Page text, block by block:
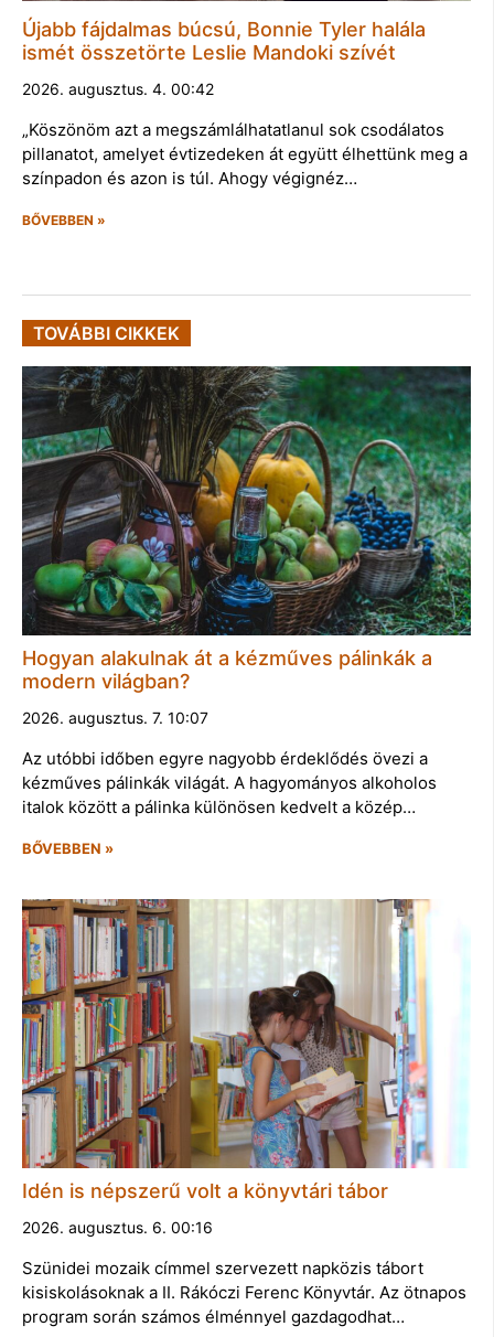
Újabb fájdalmas búcsú, Bonnie Tyler halála
ismét összetörte Leslie Mandoki szívét
2026. augusztus. 4. 00:42
„Köszönöm azt a megszámlálhatatlanul sok csodálatos
pillanatot, amelyet évtizedeken át együtt élhettünk meg a
színpadon és azon is túl. Ahogy végignéz…
BŐVEBBEN »
TOVÁBBI CIKKEK
Hogyan alakulnak át a kézműves pálinkák a
modern világban?
2026. augusztus. 7. 10:07
Az utóbbi időben egyre nagyobb érdeklődés övezi a
kézműves pálinkák világát. A hagyományos alkoholos
italok között a pálinka különösen kedvelt a közép…
BŐVEBBEN »
Idén is népszerű volt a könyvtári tábor
2026. augusztus. 6. 00:16
Szünidei mozaik címmel szervezett napközis tábort
kisiskolásoknak a II. Rákóczi Ferenc Könyvtár. Az ötnapos
program során számos élménnyel gazdagodhat…